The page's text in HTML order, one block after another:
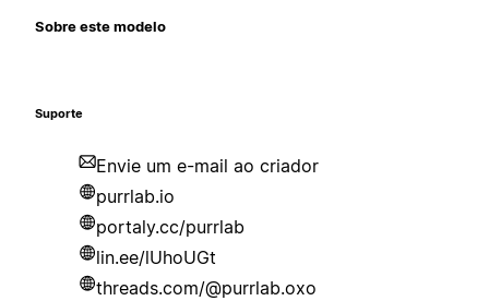
Sobre este modelo
Suporte
Envie um e-mail ao criador
purrlab.io
portaly.cc/purrlab
lin.ee/lUhoUGt
threads.com/@purrlab.oxo